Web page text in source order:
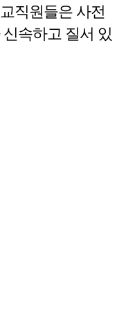
직원들은 사전
속하고 질서 있